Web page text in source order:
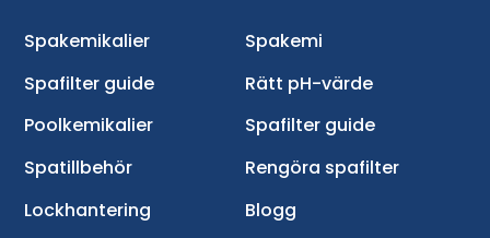
Top
Spakemikalier
Spafilter guide
Poolkemikalier
Spatillbehör
Lockhantering
Spakemi
Rätt pH-värde
Spafilter guide
Rengöra spafilter
Blogg